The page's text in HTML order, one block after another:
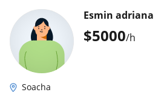
$5000/h
Esmin adriana
Soacha